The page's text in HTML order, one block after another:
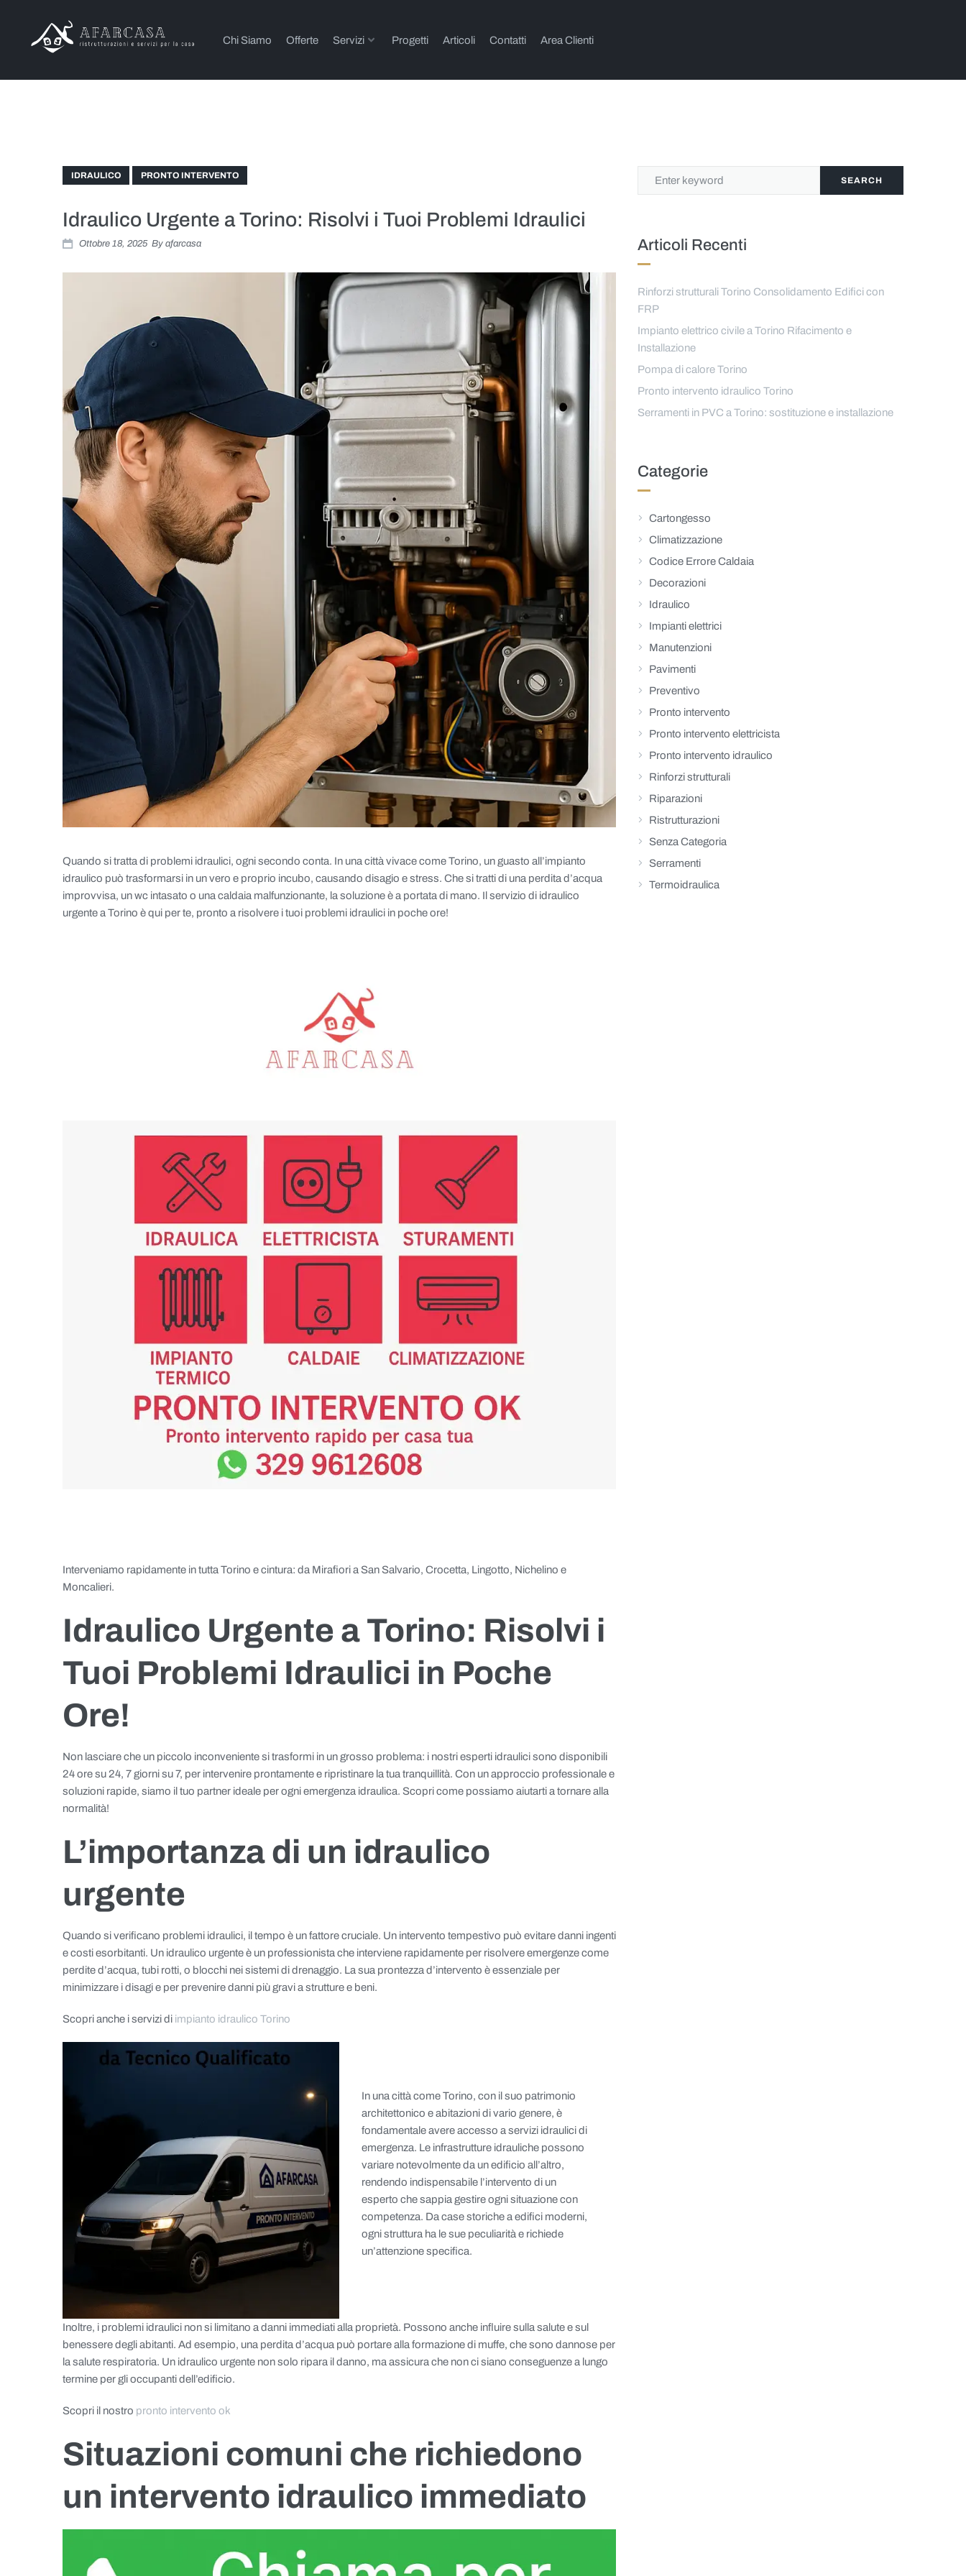
Chi Siamo Offerte Servizi Progetti Articoli Contatti Area Clienti
IDRAULICO PRONTO INTERVENTO
Idraulico Urgente a Torino: Risolvi i Tuoi Problemi Idraulici
Ottobre 18, 2025 By afarcasa
Quando si tratta di problemi idraulici, ogni secondo conta. In una città vivace come Torino, un guasto all’impianto
idraulico può trasformarsi in un vero e proprio incubo, causando disagio e stress. Che si tratti di una perdita d’acqua
improvvisa, un wc intasato o una caldaia malfunzionante, la soluzione è a portata di mano. Il servizio di idraulico
urgente a Torino è qui per te, pronto a risolvere i tuoi problemi idraulici in poche ore!
Interveniamo rapidamente in tutta Torino e cintura: da Mirafiori a San Salvario, Crocetta, Lingotto, Nichelino e
Moncalieri.
Idraulico Urgente a Torino: Risolvi i
Tuoi Problemi Idraulici in Poche
Ore!
Non lasciare che un piccolo inconveniente si trasformi in un grosso problema: i nostri esperti idraulici sono disponibili
24 ore su 24, 7 giorni su 7, per intervenire prontamente e ripristinare la tua tranquillità. Con un approccio professionale e
soluzioni rapide, siamo il tuo partner ideale per ogni emergenza idraulica. Scopri come possiamo aiutarti a tornare alla
normalità!
L’importanza di un idraulico
urgente
Quando si verificano problemi idraulici, il tempo è un fattore cruciale. Un intervento tempestivo può evitare danni ingenti
e costi esorbitanti. Un idraulico urgente è un professionista che interviene rapidamente per risolvere emergenze come
perdite d’acqua, tubi rotti, o blocchi nei sistemi di drenaggio. La sua prontezza d’intervento è essenziale per
minimizzare i disagi e per prevenire danni più gravi a strutture e beni.
Scopri anche i servizi di impianto idraulico Torino
In una città come Torino, con il suo patrimonio
architettonico e abitazioni di vario genere, è
fondamentale avere accesso a servizi idraulici di
emergenza. Le infrastrutture idrauliche possono
variare notevolmente da un edificio all’altro,
rendendo indispensabile l’intervento di un
esperto che sappia gestire ogni situazione con
competenza. Da case storiche a edifici moderni,
ogni struttura ha le sue peculiarità e richiede
un’attenzione specifica.
Inoltre, i problemi idraulici non si limitano a danni immediati alla proprietà. Possono anche influire sulla salute e sul
benessere degli abitanti. Ad esempio, una perdita d’acqua può portare alla formazione di muffe, che sono dannose per
la salute respiratoria. Un idraulico urgente non solo ripara il danno, ma assicura che non ci siano conseguenze a lungo
termine per gli occupanti dell’edificio.
Scopri il nostro pronto intervento ok
Situazioni comuni che richiedono
un intervento idraulico immediato
SEARCH
Articoli Recenti
Rinforzi strutturali Torino Consolidamento Edifici con
FRP
Impianto elettrico civile a Torino Rifacimento e
Installazione
Pompa di calore Torino
Pronto intervento idraulico Torino
Serramenti in PVC a Torino: sostituzione e installazione
Categorie
Cartongesso
Climatizzazione
Codice Errore Caldaia
Decorazioni
Idraulico
Impianti elettrici
Manutenzioni
Pavimenti
Preventivo
Pronto intervento
Pronto intervento elettricista
Pronto intervento idraulico
Rinforzi strutturali
Riparazioni
Ristrutturazioni
Senza Categoria
Serramenti
Termoidraulica